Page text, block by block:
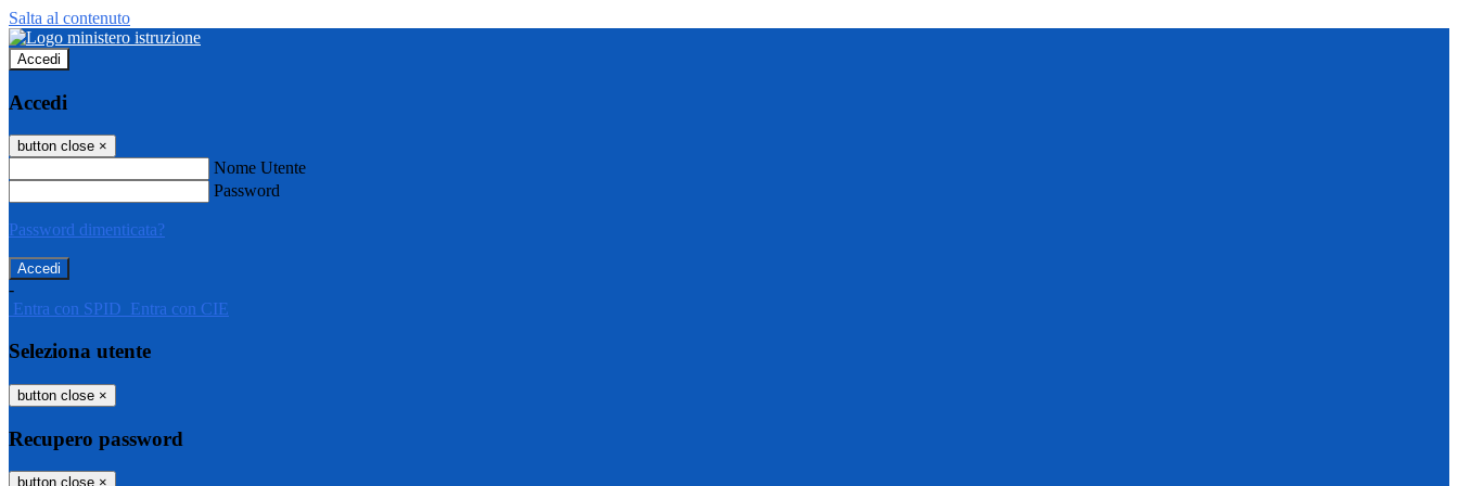
Salta al contenuto
Accedi
Accedi
button close ×
Nome Utente
Password
Password dimenticata?
-
Entra con SPID Entra con CIE
Seleziona utente
button close ×
Recupero password
button close ×